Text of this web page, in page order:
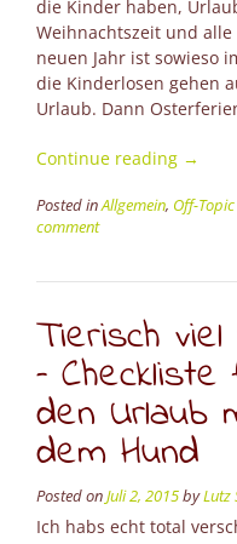
die Kinder haben,
Weihnachtszeit und
neuen Jahr ist sowieso
die Kinderlosen gehen
Urlaub. Dann
Continue reading “Büro-
→
Posted inAllgemein, Off-Topic
comment
Tierisch viel
–
den Urlaub
dem Hund
Posted onJuli 2, 2015byLutz
Ich habs echt total